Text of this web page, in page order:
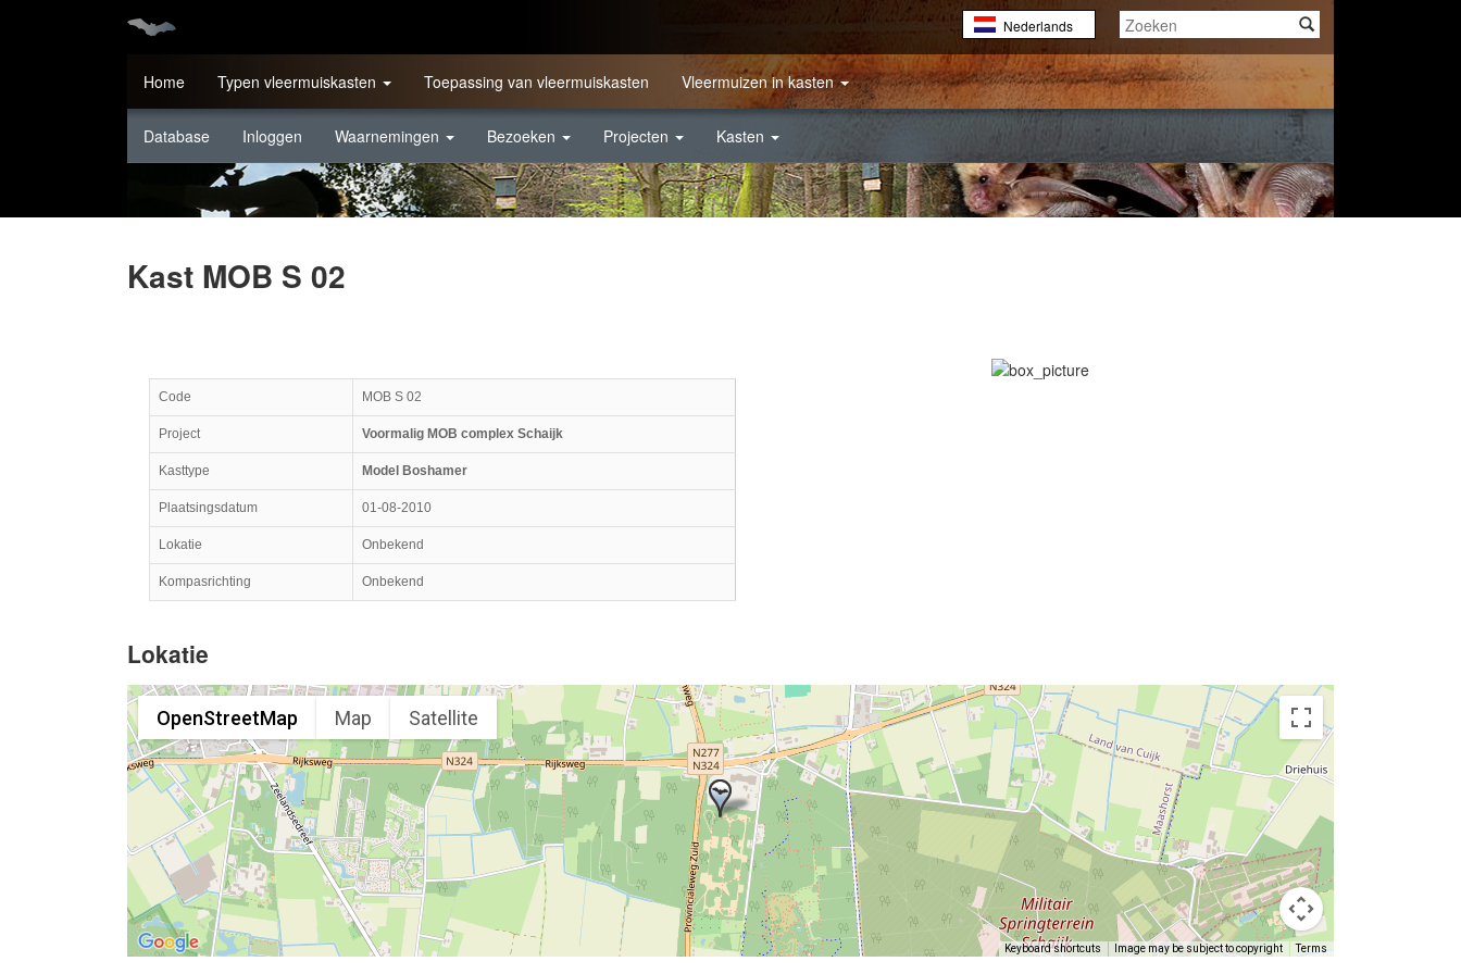
Nederlands
English
Français
Home Typen vleermuiskasten Toepassing van vleermuiskasten Vleermuizen in kasten
Database Inloggen Waarnemingen Bezoeken Projecten Kasten
Kast MOB S 02
Code MOB S 02
Project Voormalig MOB complex Schaijk
Kasttype Model Boshamer
Plaatsingsdatum 01-08-2010
Lokatie Onbekend
Kompasrichting Onbekend
Lokatie
OpenStreetMap Map Satellite
Keyboard shortcuts Image may be subject to copyright Terms